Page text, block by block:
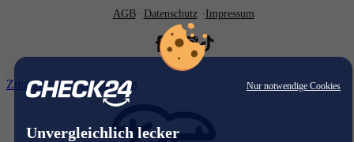
Nur notwendige Cookies
Unvergleichlich lecker
AGB
Datenschutz Impressum
Zum Hauptinhalt springen